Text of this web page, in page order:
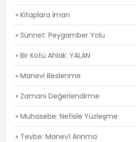
» Kitaplara İman
» Sünnet: Peygamber Yolu
» Bir Kötü Ahlak: YALAN
» Manevi Beslenme
» Zamanı Değerlendirme
» Muhasebe: Nefisle Yüzleşme
» Tevbe: Manevî Arınma